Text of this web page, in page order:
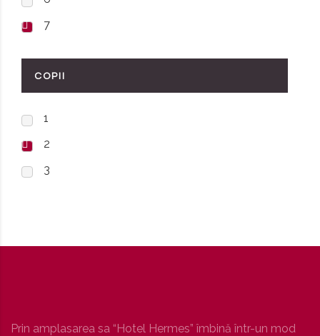
7
COPII
1
2
3
Prin amplasarea sa “Hotel Hermes” îmbină într-un mod